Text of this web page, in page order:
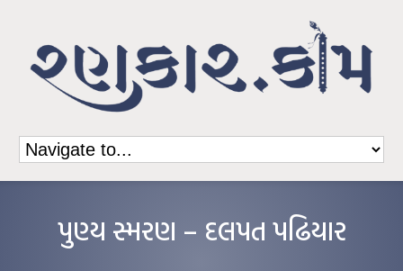
પુણ્ય સ્મરણ – દલપત પઢિયાર